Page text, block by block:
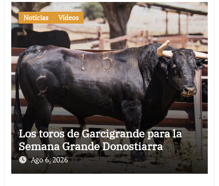
Noticias Vídeos
Los toros de Garcigrande para la
Semana Grande Donostiarra
Ago 6, 2026